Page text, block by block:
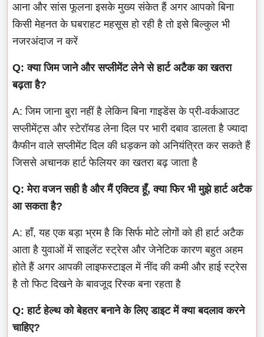
आना और सांस फूलना इसके मुख्य संकेत हैं अगर आपको बिना
किसी मेहनत के घबराहट महसूस हो रही है तो इसे बिल्कुल भी
नजरअंदाज न करें
Q: क्या जिम जाने और सप्लीमेंट लेने से हार्ट अटैक का खतरा
बढ़ता है?
A: जिम जाना बुरा नहीं है लेकिन बिना गाइडेंस के प्री-वर्कआउट
सप्लीमेंट्स और स्टेरॉयड लेना दिल पर भारी दबाव डालता है ज्यादा
कैफीन वाले सप्लीमेंट दिल की धड़कन को अनियंत्रित कर सकते हैं
जिससे अचानक हार्ट फेलियर का खतरा बढ़ जाता है
Q: मेरा वजन सही है और मैं एक्टिव हूँ, क्या फिर भी मुझे हार्ट अटैक
आ सकता है?
A: हाँ, यह एक बड़ा भ्रम है कि सिर्फ मोटे लोगों को ही हार्ट अटैक
आता है युवाओं में साइलेंट स्ट्रेस और जेनेटिक कारण बहुत अहम
होते हैं अगर आपकी लाइफस्टाइल में नींद की कमी और हाई स्ट्रेस
है तो फिट दिखने के बावजूद रिस्क बना रहता है
Q: हार्ट हेल्थ को बेहतर बनाने के लिए डाइट में क्या बदलाव करने
चाहिए?